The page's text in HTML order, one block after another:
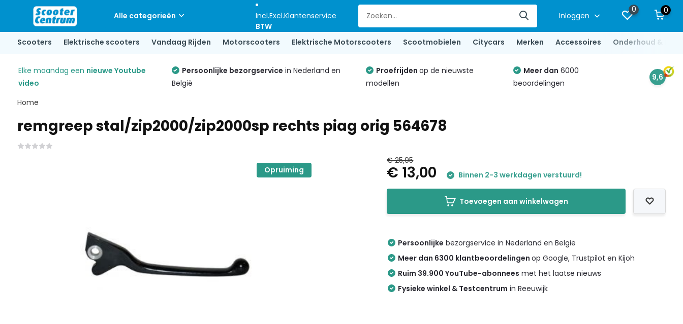
Alle categorieën Incl.Excl.
BTW
Klantenservice Inloggen
0 0
Scooters Elektrische scooters Vandaag Rijden Motorscooters Elektrische Motorscooters Scootmobielen Citycars Merken Accessoires Onderhoud &
Elke maandag een nieuwe Youtube
video
Persoonlijke bezorgservice in Nederland en
België
Proefrijdenop de nieuwste
modellen
Meer dan 6000
beoordelingen
9,6
Home
remgreep stal/zip2000/zip2000sp rechts piag orig 564678
Opruiming
€ 25,95
€ 13,00 Binnen 2-3 werkdagen verstuurd!
Toevoegen aan winkelwagen
Persoonlijke bezorgservice in Nederland en België
Meer dan 6300 klantbeoordelingenop Google, Trustpilot en Kijoh
Ruim 39.900 YouTube-abonnees met het laatse nieuws
Fysieke winkel & Testcentrum in Reeuwijk